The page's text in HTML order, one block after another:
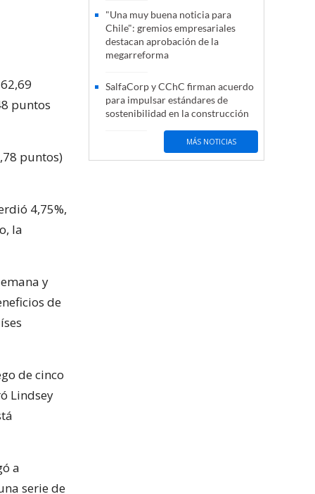
puntos
puntos)
4,75%,
la
y
de
de cinco
Lindsey
a
serie de
"Una muy buena noticia para
Chile": gremios empresariales
destacan aprobación de la
megarreforma
SalfaCorp y CChC firman acuerdo
para impulsar estándares de
sostenibilidad en la construcción
MÁS NOTICIAS